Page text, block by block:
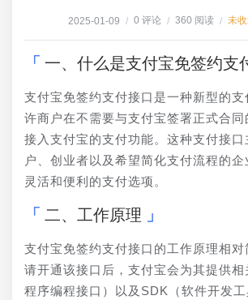
2025-01-09 / 0 评论 / 360 阅读 / 未
一、什么是支付宝免签约支
支付宝免签约支付接口是一种新型的
许商户在不需要与支付宝签署正式合
接入支付宝的支付功能。这种支付接
户、创业者以及希望简化支付流程的
灵活和便利的支付选项。
二、工作原理
支付宝免签约支付接口的工作原理相对
请开通该接口后，支付宝会为其提供相
程序编程接口）以及SDK（软件开发